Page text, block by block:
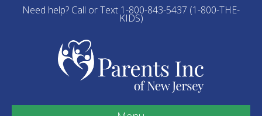
Need help? Call or Text 1-800-843-5437 (1-800-THE-
KIDS)